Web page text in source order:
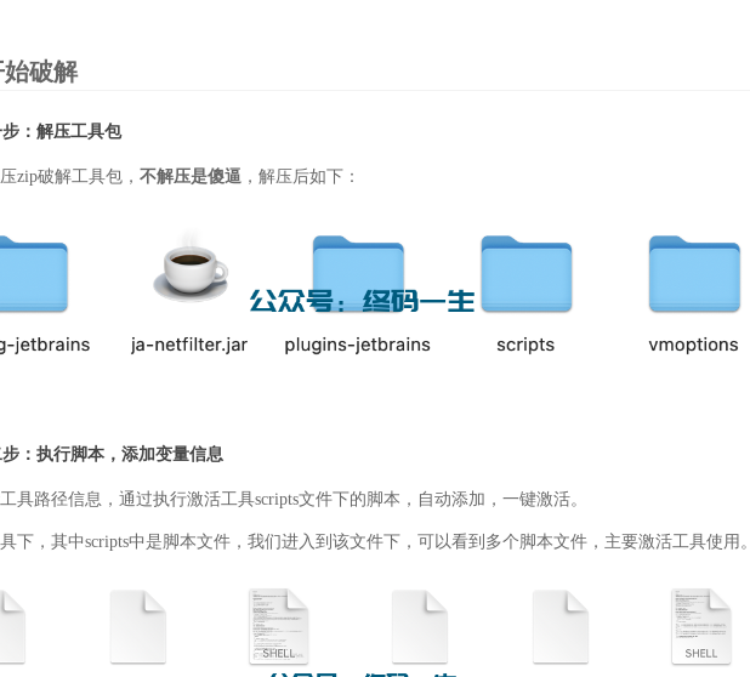
破解
：解压工具包
zip破解工具包， 不解压是傻逼 ，解压后如下：
：执行脚本，添加变量信息
具路径信息，通过执行激活工具scripts文件下的脚本，自动添加，一键激活。
下，其中scripts中是脚本文件，我们进入到该文件下，可以看到多个脚本文件，主要激活工具使用。